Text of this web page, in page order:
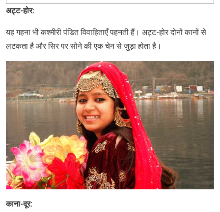
अट्ट-होर:
यह गहना भी कश्मीरी पंडित विवाहिताएँ पहनती हैं। अट्ट-होर दोनों कानों से
लटकता है और सिर पर सोने की एक चेन से जुड़ा होता है।
काना-दूर: